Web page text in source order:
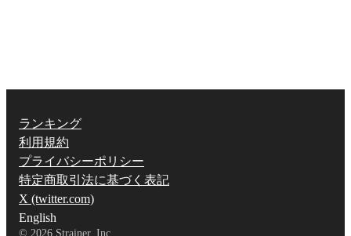
ランキング
利用規約
プライバシーポリシー
特定商取引法に基づく表記
X (twitter.com)
English
© 2026 Strainer, Inc.